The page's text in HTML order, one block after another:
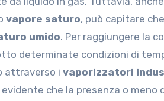
vapore saturo, può capitare
umido. Per raggiungere la
determinate condizioni di
attraverso i vaporizzatori
evidente che la presenza o